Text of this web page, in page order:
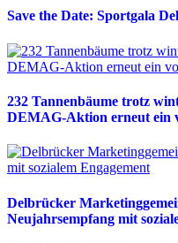
Save the Date: Sportgala
232 Tannenbäume trotz
DEMAG-Aktion erneut ein
Delbrücker
Neujahrsempfang mit